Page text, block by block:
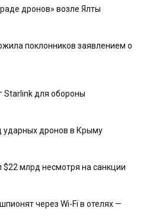
дронов» возле Ялты
поклонников заявлением о
Starlink для обороны
ударных дронов в Крыму
млрд несмотря на санкции
через Wi-Fi в отелях —